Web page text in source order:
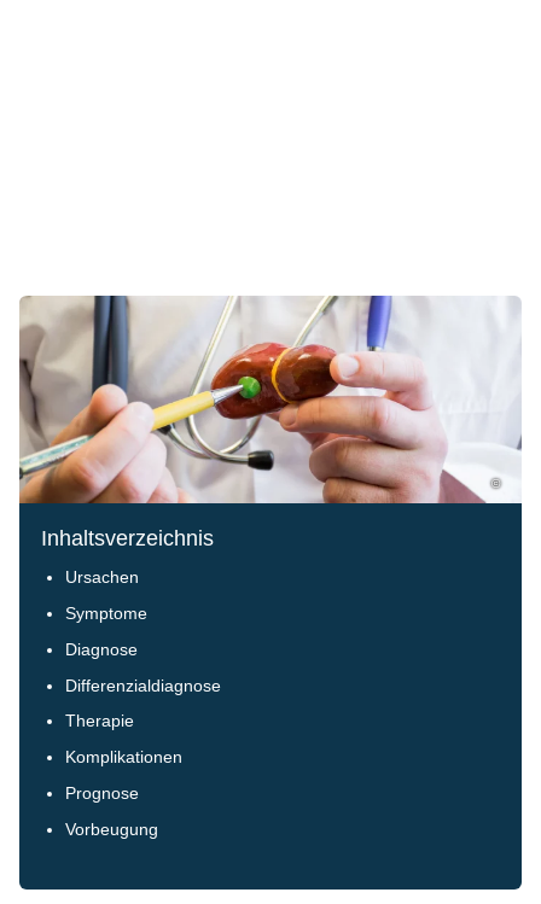
©
Inhaltsverzeichnis
Ursachen
Symptome
Diagnose
Differenzialdiagnose
Therapie
Komplikationen
Prognose
Vorbeugung